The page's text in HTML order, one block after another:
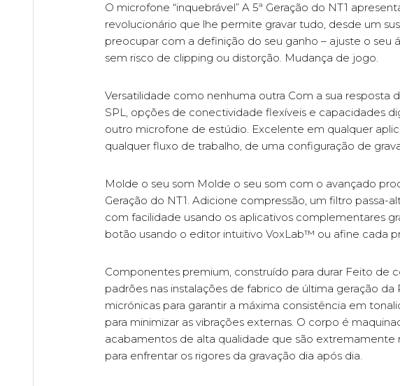
O microfone “inquebrável” A 5ª Geração do NT1
revolucionário que lhe permite gravar tudo, desde um
preocupar com a definição do seu ganho – ajuste o seu
sem risco de clipping ou distorção. Mudança de jogo.
Versatilidade como nenhuma outra Com a sua
SPL, opções de conectividade flexíveis e capacidades
outro microfone de estúdio. Excelente em qualquer
qualquer fluxo de trabalho, de uma configuração de
Molde o seu som Molde o seu som com o avançado
Geração do NT1. Adicione compressão, um filtro
com facilidade usando os aplicativos complementares
botão usando o editor intuitivo VoxLab™ ou afine cada
Componentes premium, construído para durar Feito de
padrões nas instalações de fabrico de última geração
micrónicas para garantir a máxima consistência em
para minimizar as vibrações externas. O corpo é
acabamentos de alta qualidade que são extremamente
para enfrentar os rigores da gravação dia após dia.